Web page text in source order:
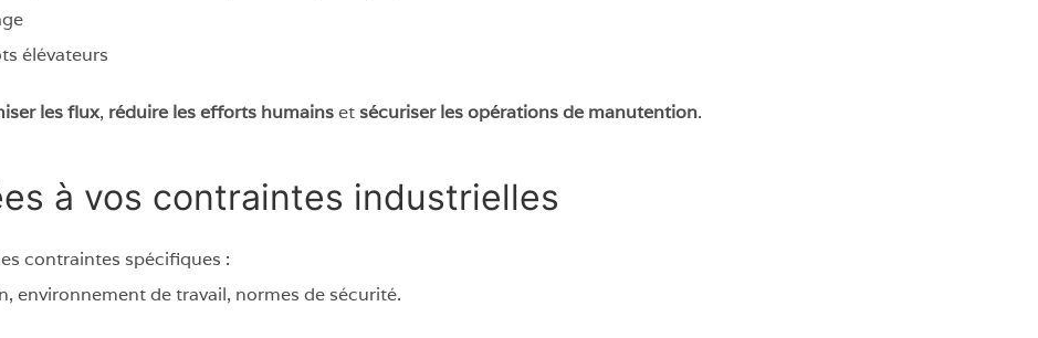
élévateurs
les flux, réduire les efforts humainset sécuriser les opérations de manutention.
à vos contraintes industrielles
contraintes spécifiques :
environnement de travail, normes de sécurité.